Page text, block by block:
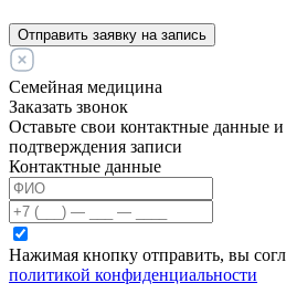
Отправить заявку на запись
Семейная медицина
Заказать звонок
Оставьте свои контактные данные
подтверждения записи
Контактные данные
Нажимая кнопку отправить, вы
политикой конфиденциальности